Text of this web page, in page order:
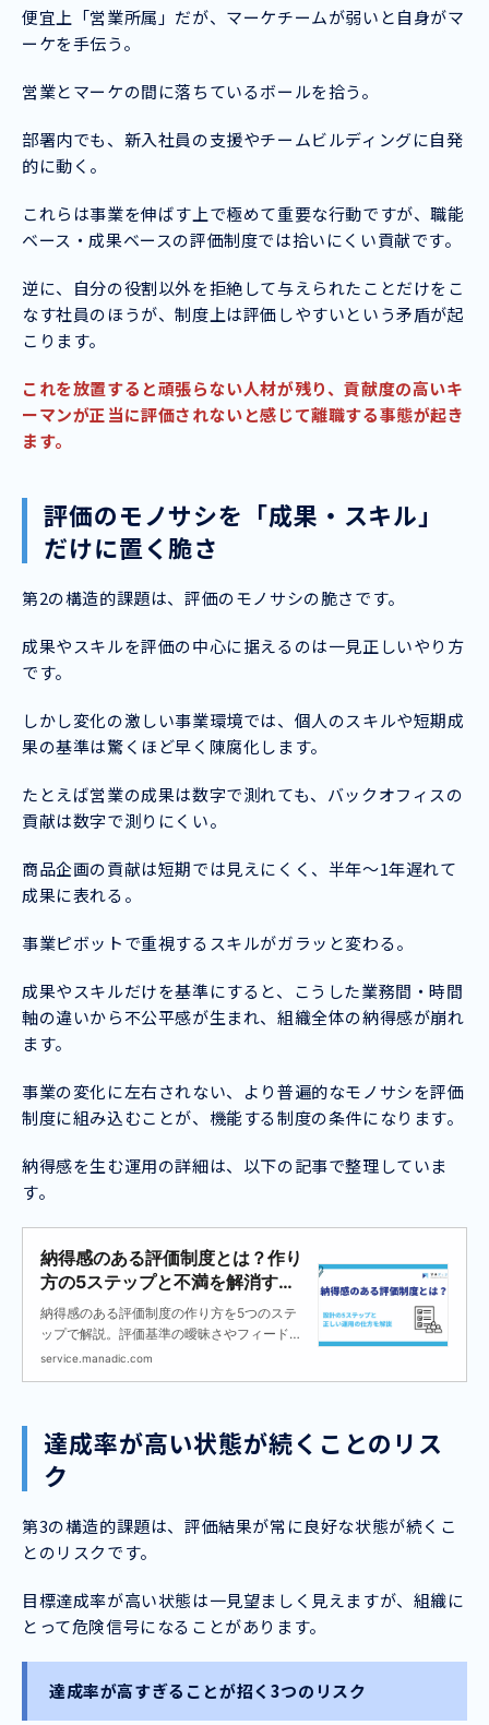
便宜上「営業所属」だが、マーケチームが弱いと自身がマ
ーケを手伝う。
営業とマーケの間に落ちているボールを拾う。
部署内でも、新入社員の支援やチームビルディングに自発
的に動く。
これらは事業を伸ばす上で極めて重要な行動ですが、職能
ベース・成果ベースの評価制度では拾いにくい貢献です。
逆に、自分の役割以外を拒絶して与えられたことだけをこ
なす社員のほうが、制度上は評価しやすいという矛盾が起
こります。
これを放置すると頑張らない人材が残り、貢献度の高いキ
ーマンが正当に評価されないと感じて離職する事態が起き
ます。
評価のモノサシを「成果・スキル」
だけに置く脆さ
第2の構造的課題は、評価のモノサシの脆さです。
成果やスキルを評価の中心に据えるのは一見正しいやり方
です。
しかし変化の激しい事業環境では、個人のスキルや短期成
果の基準は驚くほど早く陳腐化します。
たとえば営業の成果は数字で測れても、バックオフィスの
貢献は数字で測りにくい。
商品企画の貢献は短期では見えにくく、半年〜1年遅れて
成果に表れる。
事業ピボットで重視するスキルがガラッと変わる。
成果やスキルだけを基準にすると、こうした業務間・時間
軸の違いから不公平感が生まれ、組織全体の納得感が崩れ
ます。
事業の変化に左右されない、より普遍的なモノサシを評価
制度に組み込むことが、機能する制度の条件になります。
納得感を生む運用の詳細は、以下の記事で整理していま
す。
納得感のある評価制度とは？作り
方の5ステップと不満を解消する
運用の仕方を解説
納得感のある評価制度の作り方を5つのステ
ップで解説。評価基準の曖昧さやフィードバ
ックへの不満を解消する運用方法を紹介しま
service.manadic.com
達成率が高い状態が続くことのリス
ク
第3の構造的課題は、評価結果が常に良好な状態が続くこ
とのリスクです。
目標達成率が高い状態は一見望ましく見えますが、組織に
とって危険信号になることがあります。
達成率が高すぎることが招く3つのリスク